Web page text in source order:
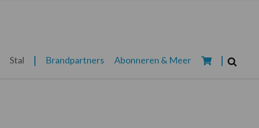
Stal Brandpartners Abonneren & Meer